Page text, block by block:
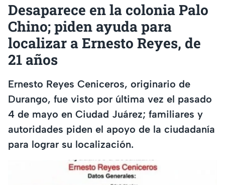
Desaparece en la colonia Palo
Chino; piden ayuda para
localizar a Ernesto Reyes, de
21 años
Ernesto Reyes Ceniceros, originario de
Durango, fue visto por última vez el pasado
4 de mayo en Ciudad Juárez; familiares y
autoridades piden el apoyo de la ciudadanía
para lograr su localización.